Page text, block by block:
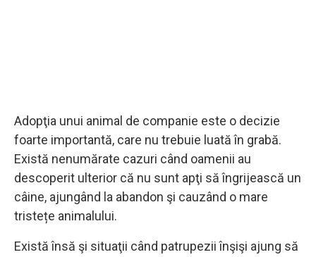
Adopţia unui animal de companie este o decizie
foarte importantă, care nu trebuie luată în grabă.
Există nenumărate cazuri când oamenii au
descoperit ulterior că nu sunt apţi să îngrijească un
câine, ajungând la abandon şi cauzând o mare
tristețe animalului.
Există însă şi situaţii când patrupezii înşişi ajung să